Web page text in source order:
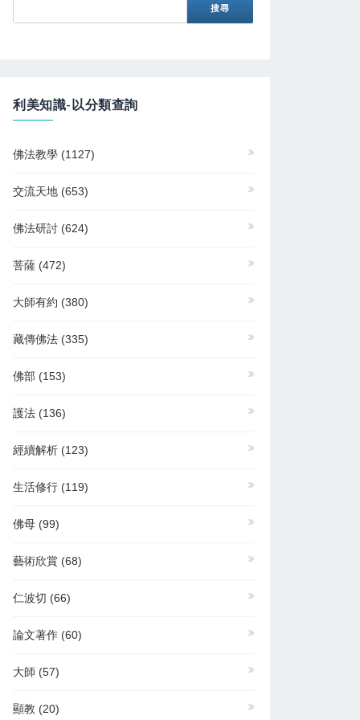
利美知識-以分類查詢
佛法教學 (1127)
交流天地 (653)
佛法研討 (624)
菩薩 (472)
大師有約 (380)
藏傳佛法 (335)
佛部 (153)
護法 (136)
經續解析 (123)
生活修行 (119)
佛母 (99)
藝術欣賞 (68)
仁波切 (66)
論文著作 (60)
大師 (57)
顯教 (20)